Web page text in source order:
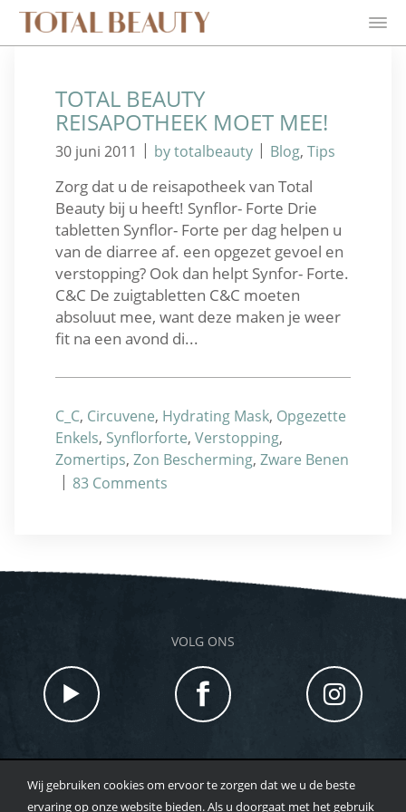
TOTAL BEAUTY
REISAPOTHEEK MOET MEE!
30 juni 2011 | by totalbeauty | Blog, Tips
Zorg dat u de reisapotheek van Total
Beauty bij u heeft! Synflor- Forte Drie
tabletten Synflor- Forte per dag helpen u
van de diarree af. een opgezet gevoel en
verstopping? Ook dan helpt Synfor- Forte.
C&C De zuigtabletten C&C moeten
absoluut mee, want deze maken je weer
fit na een avond di...
C_C, Circuvene, Hydrating Mask, Opgezette
Enkels, Synflorforte, Verstopping,
Zomertips, Zon Bescherming, Zware Benen
| 83 Comments
VOLG ONS
TOTAL BEAUTY |HOOFDSTRAAT 48 7213 CX GORSSEL |
Wij gebruiken cookies om ervoor te zorgen dat we u de beste
ervaring op onze website bieden. Als u doorgaat met het gebruik